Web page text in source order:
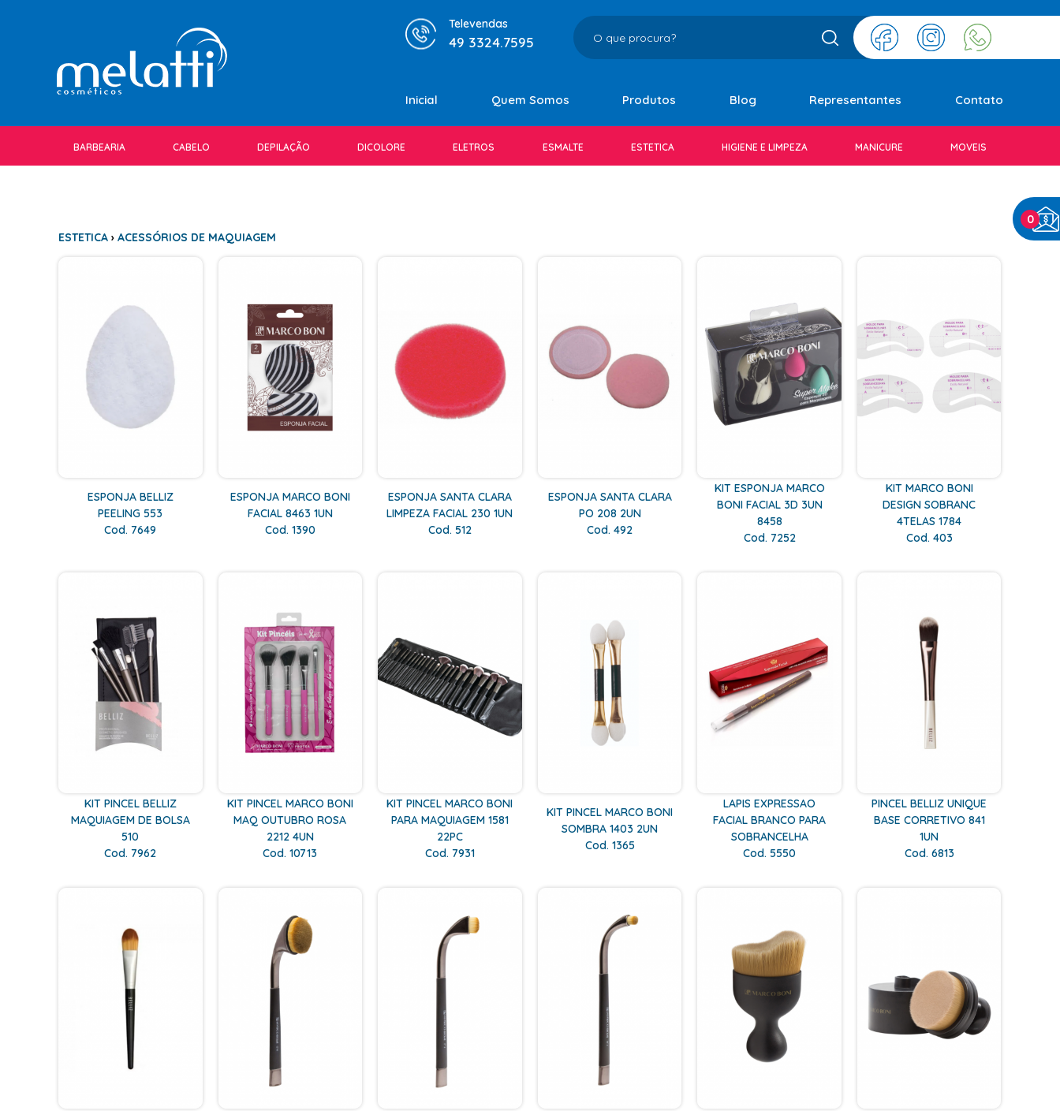
Televendas
49 3324.7595
Inicial Quem Somos Produtos Blog Representantes Contato
BARBEARIA CABELO DEPILAÇÃO DICOLORE ELETROS ESMALTE ESTETICA HIGIENE E LIMPEZA MANICURE MOVEIS
0
ESTETICA › ACESSÓRIOS DE MAQUIAGEM
ESPONJA BELLIZ
PEELING 553
Cod. 7649
ESPONJA MARCO BONI
FACIAL 8463 1UN
Cod. 1390
ESPONJA SANTA CLARA
LIMPEZA FACIAL 230 1UN
Cod. 512
ESPONJA SANTA CLARA
PO 208 2UN
Cod. 492
KIT ESPONJA MARCO
BONI FACIAL 3D 3UN
8458
Cod. 7252
KIT MARCO BONI
DESIGN SOBRANC
4TELAS 1784
Cod. 403
KIT PINCEL BELLIZ
MAQUIAGEM DE BOLSA
510
Cod. 7962
KIT PINCEL MARCO BONI
MAQ OUTUBRO ROSA
2212 4UN
Cod. 10713
KIT PINCEL MARCO BONI
PARA MAQUIAGEM 1581
22PC
Cod. 7931
KIT PINCEL MARCO BONI
SOMBRA 1403 2UN
Cod. 1365
LAPIS EXPRESSAO
FACIAL BRANCO PARA
SOBRANCELHA
Cod. 5550
PINCEL BELLIZ UNIQUE
BASE CORRETIVO 841
1UN
Cod. 6813